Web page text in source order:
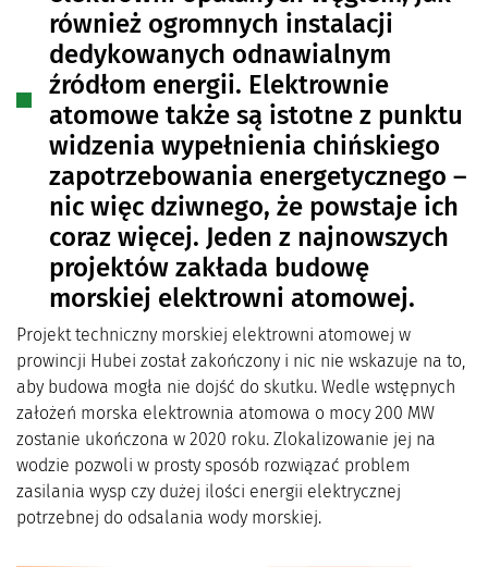
również ogromnych instalacji
dedykowanych odnawialnym
źródłom energii. Elektrownie
atomowe także są istotne z punktu
widzenia wypełnienia chińskiego
zapotrzebowania energetycznego –
nic więc dziwnego, że powstaje ich
coraz więcej. Jeden z najnowszych
projektów zakłada budowę
morskiej elektrowni atomowej.
Projekt techniczny morskiej elektrowni atomowej w
prowincji Hubei został zakończony i nic nie wskazuje na to,
aby budowa mogła nie dojść do skutku. Wedle wstępnych
założeń morska elektrownia atomowa o mocy 200 MW
zostanie ukończona w 2020 roku. Zlokalizowanie jej na
wodzie pozwoli w prosty sposób rozwiązać problem
zasilania wysp czy dużej ilości energii elektrycznej
potrzebnej do odsalania wody morskiej.